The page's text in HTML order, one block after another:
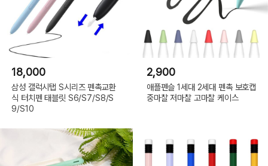
18,000
삼성 갤럭시탭 S시리즈 펜촉교환
식 터치펜 태블릿 S6/S7/S8/S
9/S10
2,900
애플펜슬 1세대 2세대 펜촉 보호캡
중마찰 저마찰 고마찰 케이스